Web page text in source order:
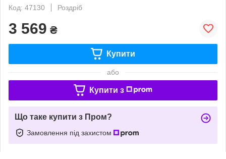
Код: 47130
Роздріб
3 569 ₴
Купити
або
Купити з
Що таке купити з Пром?
Замовлення під захистом